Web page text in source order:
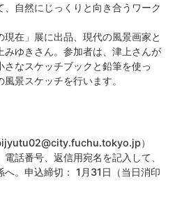
、自然にじっくりと向き合うワーク
在」展に出品、現代の風景画家と
みゆきさん。参加者は、津上さんが
なスケッチブックと鉛筆を使っ
景スケッチを行います。
）
話番号、返信用宛名を記入して、
へ。申込締切： 1月31日（当日消印